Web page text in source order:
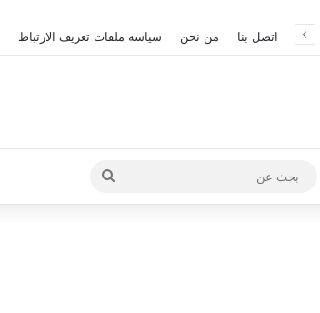
اتصل بنا من نحن سياسة ملفات تعريف الارتباط
عن